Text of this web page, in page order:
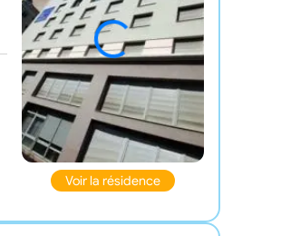
Voir la résidence